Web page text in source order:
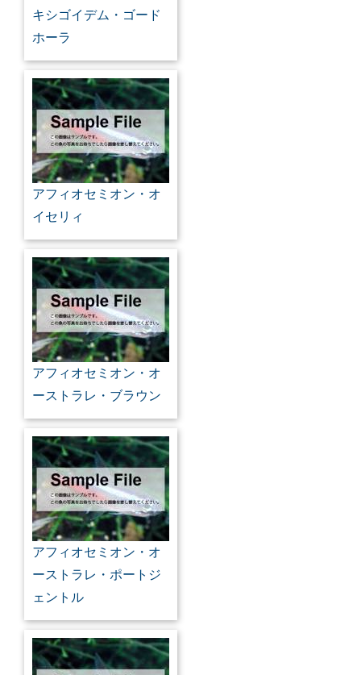
キシゴイデム・ゴード
ホーラ
アフィオセミオン・オ
イセリィ
アフィオセミオン・オ
ーストラレ・ブラウン
アフィオセミオン・オ
ーストラレ・ポートジ
ェントル